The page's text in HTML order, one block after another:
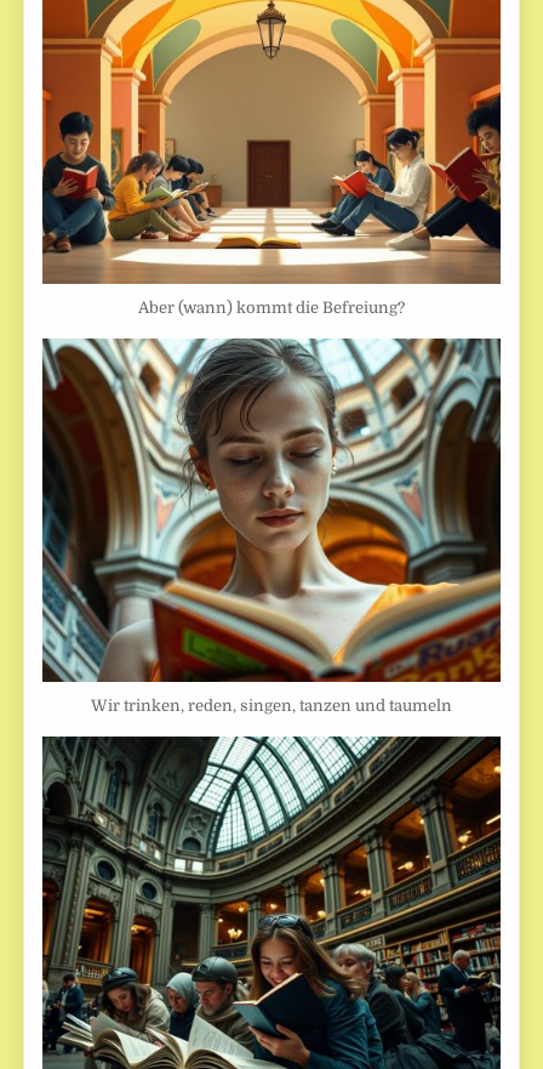
Aber (wann) kommt die Befreiung?
Wir trinken, reden, singen, tanzen und taumeln